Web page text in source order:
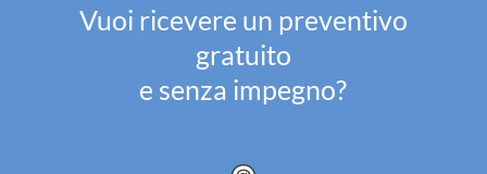
Vuoi ricevere un preventivo
gratuito
e senza impegno?